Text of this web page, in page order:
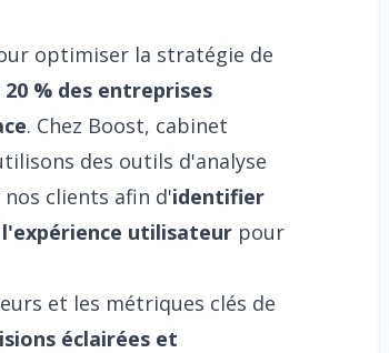
optimiser la stratégie de
% des entreprises
. Chez Boost, cabinet
des outils d'analyse
clients afin d'identifier
utilisateur pour
et les métriques clés de
éclairées et